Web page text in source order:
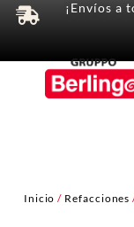
¡Envíos a
Inicio / Refacciones